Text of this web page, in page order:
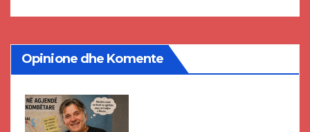
Opinione dhe Komente